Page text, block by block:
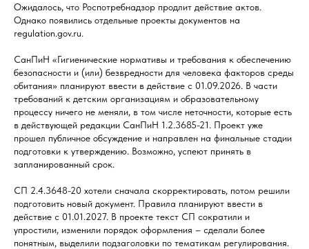
Ожидалось, что Роспотребнадзор продлит действие актов.
Однако появились отдельные проекты документов на
regulation.gov.ru.
СанПиН «Гигиенические нормативы и требования к обеспечению
безопасности и (или) безвредности для человека факторов среды
обитания» планируют ввести в действие с 01.09.2026. В части
требований к детским организациям и образовательному
процессу ничего не меняли, в том числе неточности, которые есть
в действующей редакции СанПиН 1.2.3685-21. Проект уже
прошел публичное обсуждение и направлен на финальные стадии
подготовки к утверждению. Возможно, успеют принять в
запланированный срок.
СП 2.4.3648-20 хотели сначала скорректировать, потом решили
подготовить новый документ. Правила планируют ввести в
действие с 01.01.2027. В проекте текст СП сократили и
упростили, изменили порядок оформления – сделали более
понятным, выделили подзаголовки по тематикам регулирования.